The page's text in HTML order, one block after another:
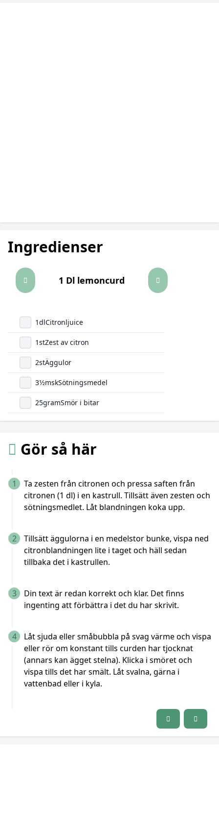
Ingredienser
1 Dl lemoncurd
1dlCitronljuice
1stZest av citron
2stÄggulor
31/2mskSötningsmedel
25gramSmör i bitar
Gör så här
1
Ta zesten från citronen och pressa saften från
citronen (1 dl) i en kastrull. Tillsätt även zesten och
sötningsmedlet. Låt blandningen koka upp.
2
Tillsätt äggulorna i en medelstor bunke, vispa ned
citronblandningen lite i taget och häll sedan
tillbaka det i kastrullen.
3
Din text är redan korrekt och klar. Det finns
ingenting att förbättra i det du har skrivit.
4
Låt sjuda eller småbubbla på svag värme och vispa
eller rör om konstant tills curden har tjocknat
(annars kan ägget stelna). Klicka i smöret och
vispa tills det har smält. Låt svalna, gärna i
vattenbad eller i kyla.